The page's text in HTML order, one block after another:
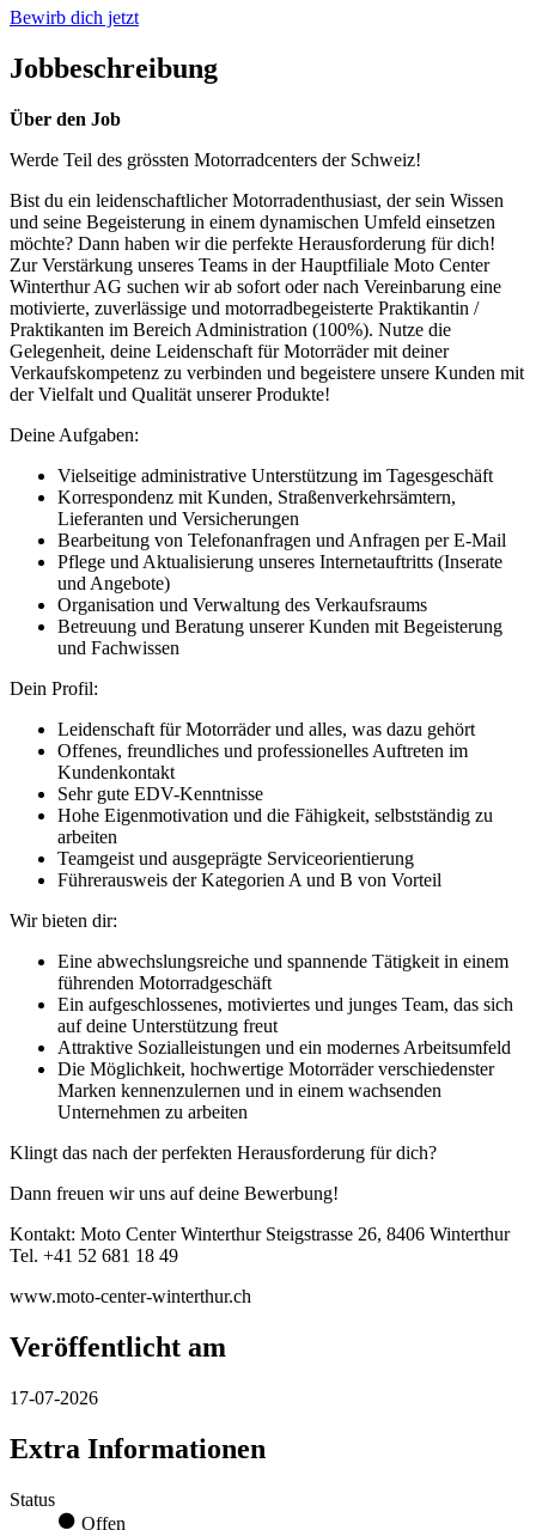
Bewirb dich jetzt
Jobbeschreibung
Über den Job
Werde Teil des grössten Motorradcenters der Schweiz!
Bist du ein leidenschaftlicher Motorradenthusiast, der sein Wissen
und seine Begeisterung in einem dynamischen Umfeld einsetzen
möchte? Dann haben wir die perfekte Herausforderung für dich!
Zur Verstärkung unseres Teams in der Hauptfiliale Moto Center
Winterthur AG suchen wir ab sofort oder nach Vereinbarung eine
motivierte, zuverlässige und motorradbegeisterte Praktikantin /
Praktikanten im Bereich Administration (100%). Nutze die
Gelegenheit, deine Leidenschaft für Motorräder mit deiner
Verkaufskompetenz zu verbinden und begeistere unsere Kunden mit
der Vielfalt und Qualität unserer Produkte!
Deine Aufgaben:
Vielseitige administrative Unterstützung im Tagesgeschäft
Korrespondenz mit Kunden, Straßenverkehrsämtern,
Lieferanten und Versicherungen
Bearbeitung von Telefonanfragen und Anfragen per E-Mail
Pflege und Aktualisierung unseres Internetauftritts (Inserate
und Angebote)
Organisation und Verwaltung des Verkaufsraums
Betreuung und Beratung unserer Kunden mit Begeisterung
und Fachwissen
Dein Profil:
Leidenschaft für Motorräder und alles, was dazu gehört
Offenes, freundliches und professionelles Auftreten im
Kundenkontakt
Sehr gute EDV-Kenntnisse
Hohe Eigenmotivation und die Fähigkeit, selbstständig zu
arbeiten
Teamgeist und ausgeprägte Serviceorientierung
Führerausweis der Kategorien A und B von Vorteil
Wir bieten dir:
Eine abwechslungsreiche und spannende Tätigkeit in einem
führenden Motorradgeschäft
Ein aufgeschlossenes, motiviertes und junges Team, das sich
auf deine Unterstützung freut
Attraktive Sozialleistungen und ein modernes Arbeitsumfeld
Die Möglichkeit, hochwertige Motorräder verschiedenster
Marken kennenzulernen und in einem wachsenden
Unternehmen zu arbeiten
Klingt das nach der perfekten Herausforderung für dich?
Dann freuen wir uns auf deine Bewerbung!
Kontakt: Moto Center Winterthur Steigstrasse 26, 8406 Winterthur
Tel. +41 52 681 18 49
www.moto-center-winterthur.ch
Veröffentlicht am
17-07-2026
Extra Informationen
Status
Offen